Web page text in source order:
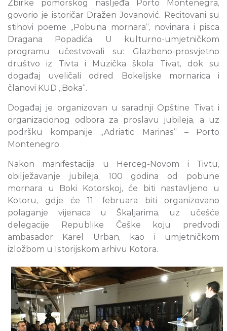
Zbirke pomorskog nasljeđa Porto Montenegra,
govorio je istoričar Dražen Jovanović. Recitovani su
stihovi poeme „Pobuna mornara“, novinara i pisca
Dragana Popadića. U kulturno-umjetničkom
programu učestvovali su: Glazbeno-prosvjetno
društvo iz Tivta i Muzička škola Tivat, dok su
događaj uveličali odred Bokeljske mornarica i
članovi KUD „Boka“.
Događaj je organizovan u saradnji Opštine Tivat i
organizacionog odbora za proslavu jubileja, a uz
podršku kompanije „Adriatic Marinas“ – Porto
Montenegro.
Nakon manifestacija u Herceg-Novom i Tivtu,
obilježavanje jubileja, 100 godina od pobune
mornara u Boki Kotorskoj, će biti nastavljeno u
Kotoru, gdje će 11. februara biti organizovano
polaganje vijenaca u Škaljarima, uz učešće
delegacije Republike Češke koju predvodi
ambasador Karel Urban, kao i umjetničkom
izložbom u Istorijskom arhivu Kotora.